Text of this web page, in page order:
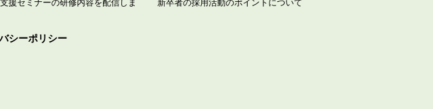
援セミナーの研修内容を配信しま
新卒者の採用活動のポイントについて
シーポリシー